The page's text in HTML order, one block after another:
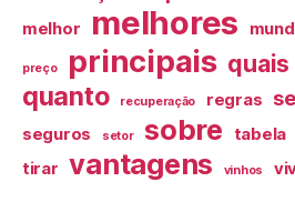
melhor melhores
preço principais quais
quanto recuperação regras
seguros setor sobre tabela
tirar vantagens vinhos